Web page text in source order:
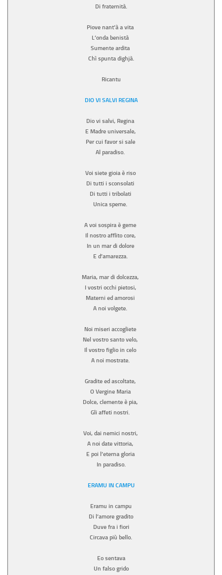
Di fraternità.
Piove nant’à a vita
L’onda benistà
Sumente ardita
Chì spunta dighjà.
Ricantu
DIO VI SALVI REGINA
Dio vi salvi, Regina
E Madre universale,
Per cui favor si sale
Al paradiso.
Voi siete gioia è riso
Di tutti i sconsolati
Di tutti i tribolati
Unica speme.
A voi sospira è geme
Il nostro afflito core,
In un mar di dolore
E d’amarezza.
Maria, mar di dolcezza,
I vostri occhi pietosi,
Materni ed amorosi
A noi volgete.
Noi miseri accogliete
Nel vostro santo velo,
Il vostro figlio in celo
A noi mostrate.
Gradite ed ascoltate,
O Vergine Maria
Dolce, clemente è pia,
Gli affeti nostri.
Voi, dai nemici nostri,
A noi date vittoria,
E poi l’eterna gloria
In paradiso.
ERAMU IN CAMPU
Eramu in campu
Di l’amore gradito
Duve fra i fiori
Circava più bello.
Eo sentava
Un falso grido